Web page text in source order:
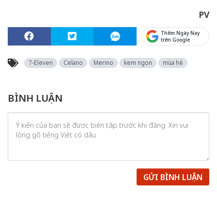
PV
Thêm Ngày Nay
trên Google
7-Eleven Celano Merino kem ngon mùa hè
BÌNH LUẬN
GỬI BÌNH LUẬN